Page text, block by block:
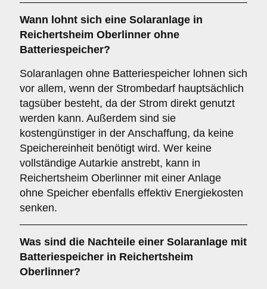
Wann lohnt sich eine Solaranlage in
Reichertsheim Oberlinner ohne
Batteriespeicher?
Solaranlagen ohne Batteriespeicher lohnen sich
vor allem, wenn der Strombedarf hauptsächlich
tagsüber besteht, da der Strom direkt genutzt
werden kann. Außerdem sind sie
kostengünstiger in der Anschaffung, da keine
Speichereinheit benötigt wird. Wer keine
vollständige Autarkie anstrebt, kann in
Reichertsheim Oberlinner mit einer Anlage
ohne Speicher ebenfalls effektiv Energiekosten
senken.
Was sind die Nachteile einer Solaranlage mit
Batteriespeicher in Reichertsheim
Oberlinner?